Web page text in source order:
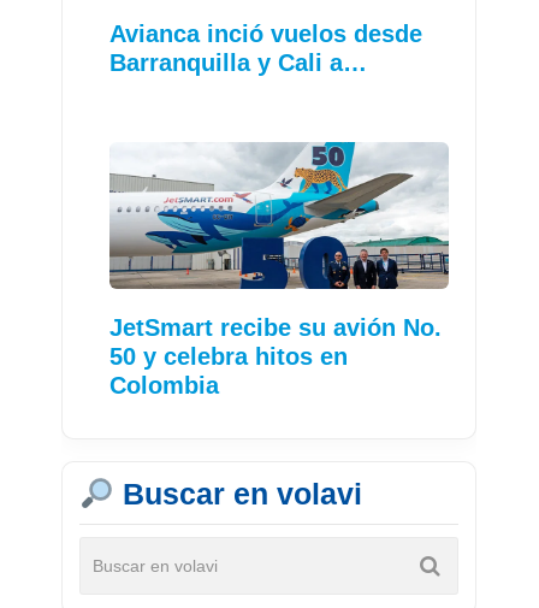
Avianca inció vuelos desde
Barranquilla y Cali a…
JetSmart recibe su avión No.
50 y celebra hitos en
Colombia
Buscar en volavi